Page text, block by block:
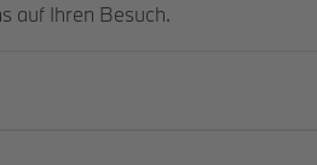
auf Ihren Besuch.